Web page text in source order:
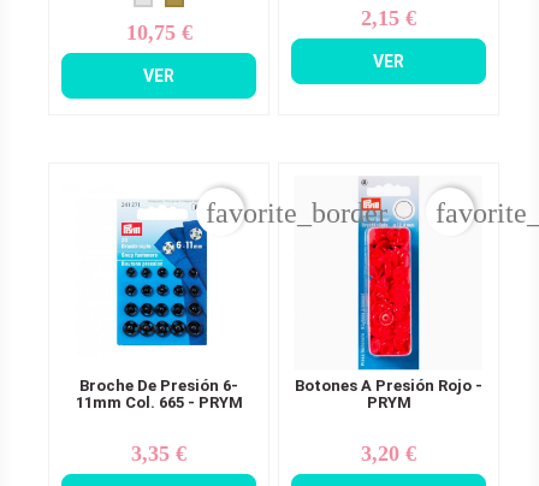
Precio
10,75 €
VER
Precio
2,15 €
VER
Broche De Presión 6-
11mm Col. 665 - PRYM
Precio
3,35 €
favorite_border
Botones A Presión Rojo -
PRYM
Precio
3,20 €